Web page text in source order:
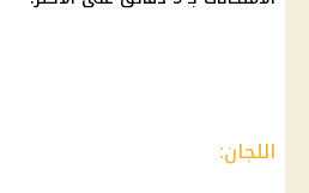
اللجان: